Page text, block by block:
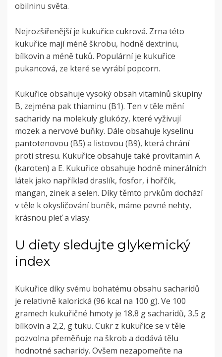
obilninu světa.
Nejrozšířenější je kukuřice cukrová. Zrna této
kukuřice mají méně škrobu, hodně dextrinu,
bílkovin a méně tuků. Populární je kukuřice
pukancová, ze které se vyrábí popcorn.
Kukuřice obsahuje vysoký obsah vitaminů skupiny
B, zejména pak thiaminu (B1). Ten v těle mění
sacharidy na molekuly glukózy, které vyživují
mozek a nervové buňky. Dále obsahuje kyselinu
pantotenovou (B5) a listovou (B9), která chrání
proti stresu. Kukuřice obsahuje také provitamin A
(karoten) a E. Kukuřice obsahuje hodně minerálních
látek jako například draslík, fosfor, i hořčík,
mangan, zinek a selen. Díky těmto prvkům dochází
v těle k okysličování buněk, máme pevné nehty,
krásnou pleť a vlasy.
U diety sledujte glykemický
index
Kukuřice díky svému bohatému obsahu sacharidů
je relativně kalorická (96 kcal na 100 g). Ve 100
gramech kukuřičné hmoty je 18,8 g sacharidů, 3,5 g
bílkovin a 2,2, g tuku. Cukr z kukuřice se v těle
pozvolna přeměňuje na škrob a dodává tělu
hodnotné sacharidy. Ovšem nezapomeňte na